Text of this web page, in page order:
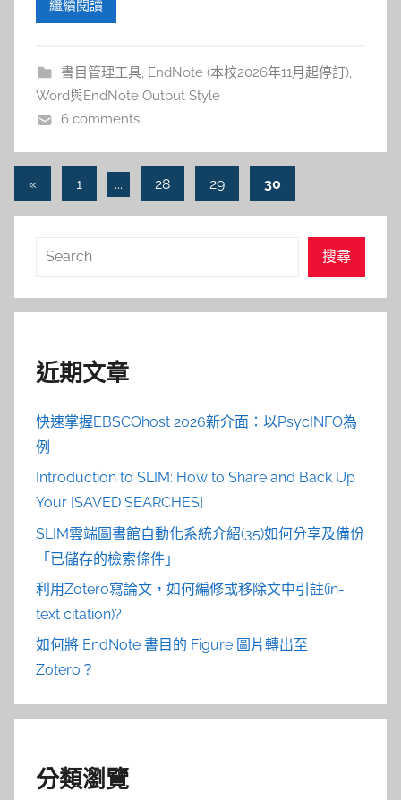
繼續閱讀
書目管理工具, EndNote (本校2026年11月起停訂),
Word與EndNote Output Style
6 comments
文
章
«Previous
1 ... 28 29 30
搜
搜尋
近期文章
快速掌握EBSCOhost 2026新介面：以PsycINFO為
例
Introduction to SLIM: How to Share and Back Up
Your [SAVED SEARCHES]
SLIM雲端圖書館自動化系統介紹(35)如何分享及備份
「已儲存的檢索條件」
利用Zotero寫論文，如何編修或移除文中引註(in-
text citation)?
如何將 EndNote 書目的 Figure 圖片轉出至
Zotero？
分類瀏覽